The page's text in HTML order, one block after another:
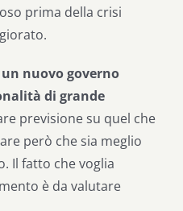
prima della crisi
un nuovo governo
di grande
previsione su quel che
però che sia meglio
Il fatto che voglia
è da valutare